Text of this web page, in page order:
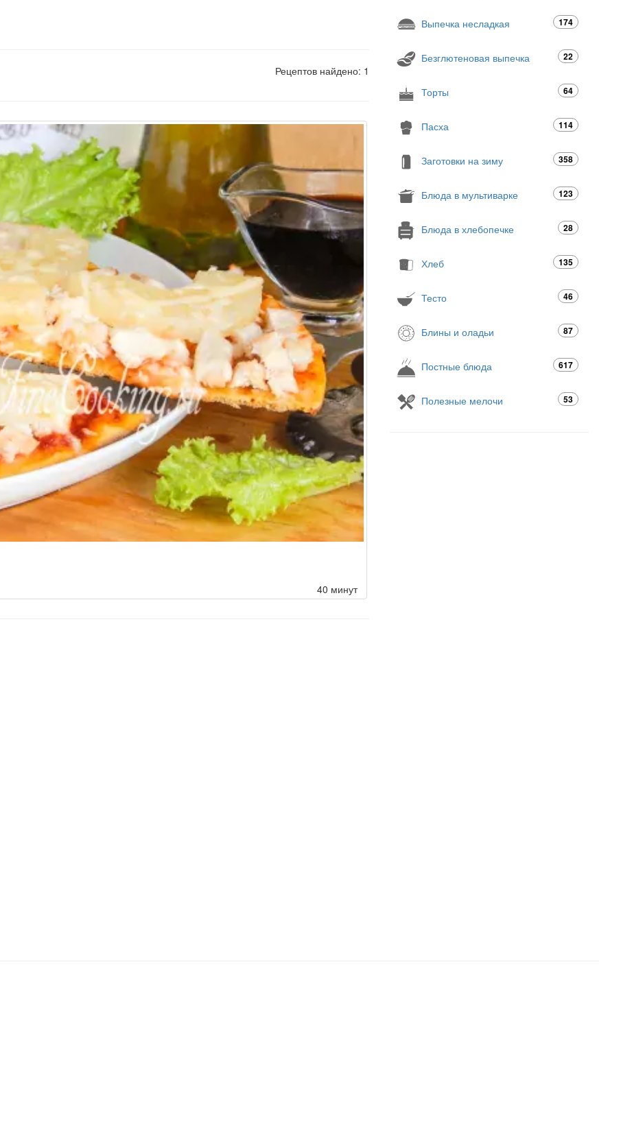
Рецептов найдено: 1
40 минут
Выпечка несладкая 174
Безглютеновая выпечка 22
Торты 64
Пасха 114
Заготовки на зиму 358
Блюда в мультиварке 123
Блюда в хлебопечке 28
Хлеб 135
Тесто 46
Блины и оладьи 87
Постные блюда 617
Полезные мелочи 53